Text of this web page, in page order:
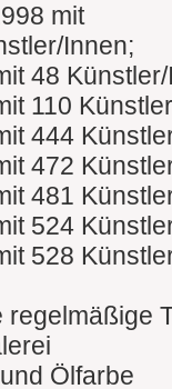
mit
Innen;
48
110
444
472
481
524
528
regelmäßige
Ölfarbe